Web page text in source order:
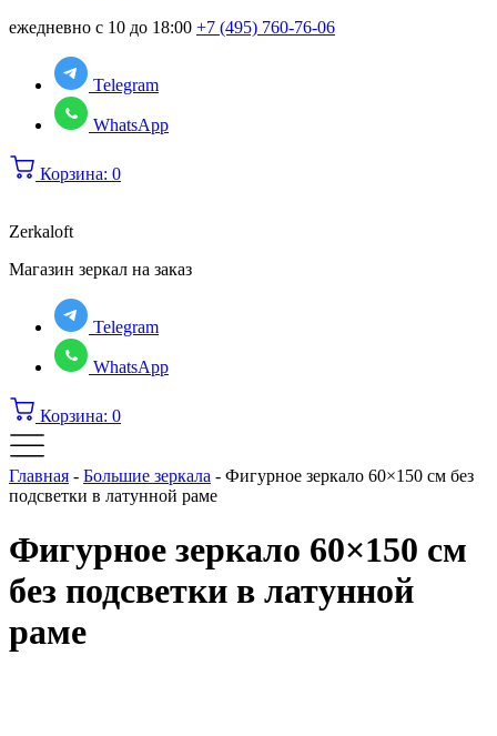
ежедневно с 10 до 18:00 +7 (495) 760-76-06
Telegram
WhatsApp
Корзина: 0
Zerkaloft
Магазин зеркал на заказ
Telegram
WhatsApp
Корзина: 0
Главная - Большие зеркала - Фигурное зеркало 60×150 см без
подсветки в латунной раме
Фигурное зеркало 60×150 см
без подсветки в латунной
раме